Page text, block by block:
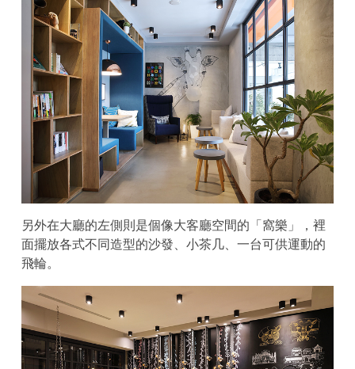
另外在大廳的左側則是個像大客廳空間的「窩樂」，裡
面擺放各式不同造型的沙發、小茶几、一台可供運動的
飛輪。